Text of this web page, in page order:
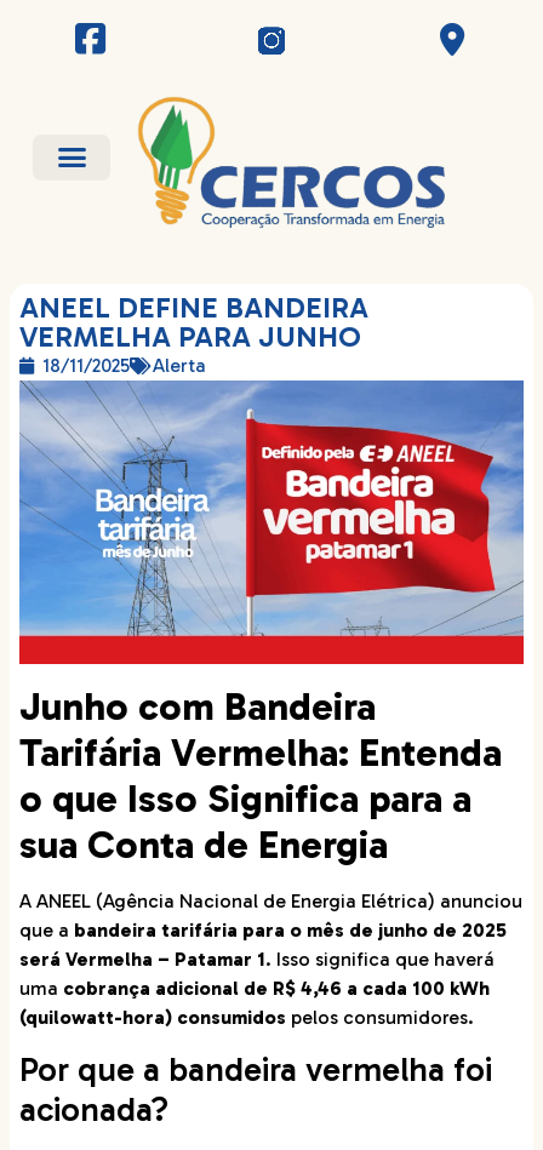
ANEEL DEFINE BANDEIRA
VERMELHA PARA JUNHO
18/11/2025 Alerta
Junho com Bandeira
Tarifária Vermelha: Entenda
o que Isso Significa para a
sua Conta de Energia
A ANEEL (Agência Nacional de Energia Elétrica) anunciou
que a bandeira tarifária para o mês de junho de 2025
será Vermelha – Patamar 1. Isso significa que haverá
uma cobrança adicional de R$ 4,46 a cada 100 kWh
(quilowatt-hora) consumidos pelos consumidores.
Por que a bandeira vermelha foi
acionada?